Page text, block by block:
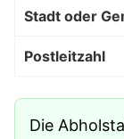
Stadt oder
Postleitzahl
Die